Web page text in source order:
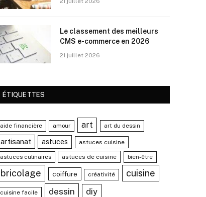
Le classement des meilleurs
CMS e-commerce en 2026
21 juillet 2026
ÉTIQUETTES
aide financière amour art art du dessin
artisanat astuces astuces cuisine
astuces culinaires astuces de cuisine bien-être
bricolage coiffure créativité cuisine
cuisine facile dessin diy